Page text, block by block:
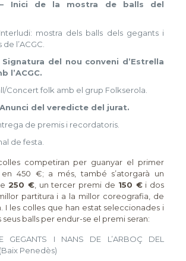
– Inici de la mostra de balls del
mostra dels balls dels gegants i
l’ACGC.
Signatura del nou conveni d’Estrella
l’ACGC.
Concert folk amb el grup Folkserola.
Anunci del veredicte del jurat.
de premis i recordatoris.
de festa.
competiran per guanyar el primer
450 €; a més, també s’atorgarà un
250 €, un tercer premi de 150 €i dos
partitura i a la millor coreografia, de
I les colles que han estat seleccionades i
seus balls per endur-se el premi seran:
GEGANTS I NANS DE L’ARBOÇ DEL
Penedès)